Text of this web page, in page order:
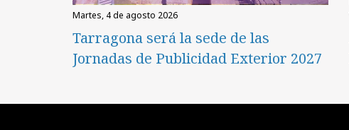
martes, 4 de agosto 2026
Tarragona será la sede de las
Jornadas de Publicidad Exterior 2027